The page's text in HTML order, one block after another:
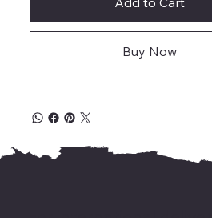
Buy Now